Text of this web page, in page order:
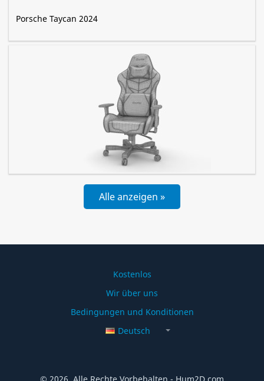
Porsche Taycan 2024
Alle anzeigen »
Kostenlos
Wir über uns
Bedingungen und Konditionen
Deutsch